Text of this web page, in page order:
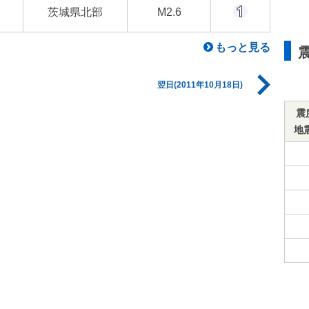
茨城県北部 M2.6
もっと見る
翌日(2011年10月18日)
震
地